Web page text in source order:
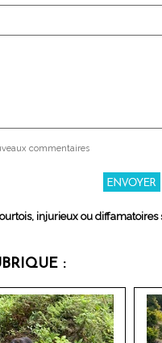
commentaires
injurieux ou
: